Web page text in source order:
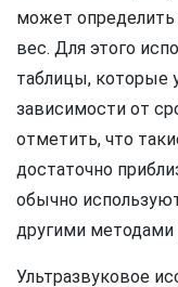
может определить
вес. Для этого
таблицы, которые
зависимости от
отметить, что
достаточно
обычно
другими методами
Ультразвуковое